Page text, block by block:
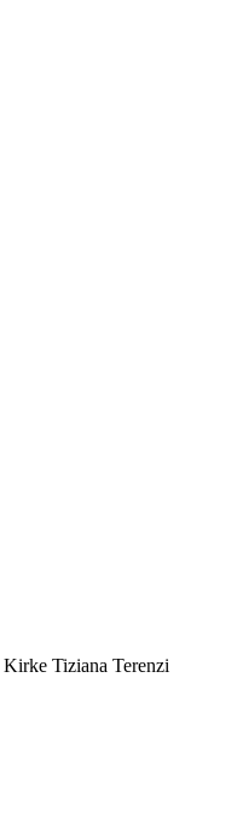
Kirke Tiziana Terenzi